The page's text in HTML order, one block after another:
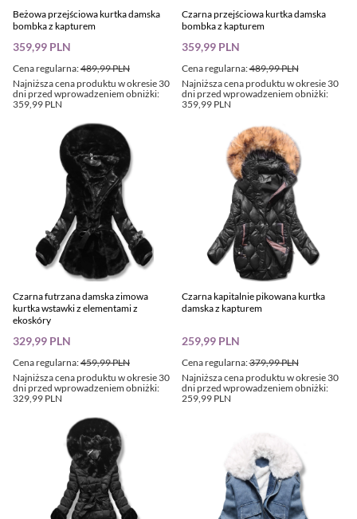
Beżowa przejściowa kurtka damska
bombka z kapturem
Cena regularna:489,99 PLN
359,99 PLN
Najniższa cena produktu w okresie 30
dni przed wprowadzeniem obniżki:
359,99 PLN
Czarna przejściowa kurtka damska
bombka z kapturem
Cena regularna:489,99 PLN
359,99 PLN
Najniższa cena produktu w okresie 30
dni przed wprowadzeniem obniżki:
359,99 PLN
Czarna futrzana damska zimowa
kurtka wstawki z elementami z
ekoskóry
Cena regularna:459,99 PLN
329,99 PLN
Najniższa cena produktu w okresie 30
dni przed wprowadzeniem obniżki:
329,99 PLN
Czarna kapitalnie pikowana kurtka
damska z kapturem
Cena regularna:379,99 PLN
259,99 PLN
Najniższa cena produktu w okresie 30
dni przed wprowadzeniem obniżki:
259,99 PLN